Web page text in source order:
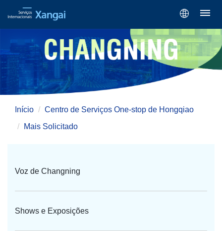
Início
Centro de Serviços One-stop de Hongqiao
Mais Solicitado
Voz de Changning
Shows e Exposições